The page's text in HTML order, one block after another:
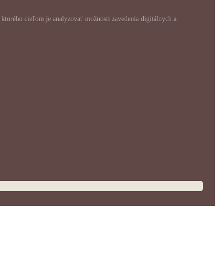
, ktorého cieľom je analyzovať možnosti zavedenia digitálnych a